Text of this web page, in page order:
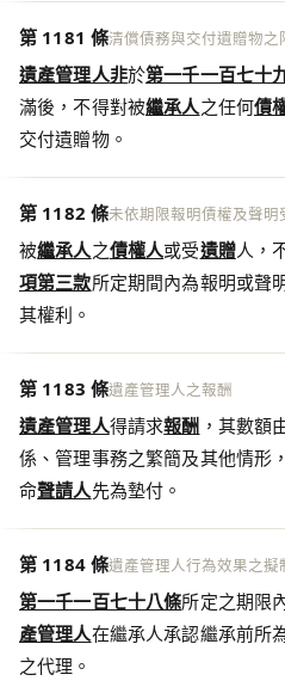
第 1181 條清償債務與交付遺贈物之
遺產管理人非於第一千一百七十
滿後，不得對被繼承人之任何債
交付遺贈物。
第 1182 條未依期限報明債權及聲明
被繼承人之債權人或受遺贈人，
項第三款所定期間內為報明或聲
其權利。
第 1183 條遺產管理人之報酬
遺產管理人得請求報酬 ，其數額
係、管理事務之繁簡及其他情形
命聲請人先為墊付。
第 1184 條遺產管理人行為效果之擬
第一千一百七十八條所定之期限
產管理人在繼承人承認繼承前所
之代理。